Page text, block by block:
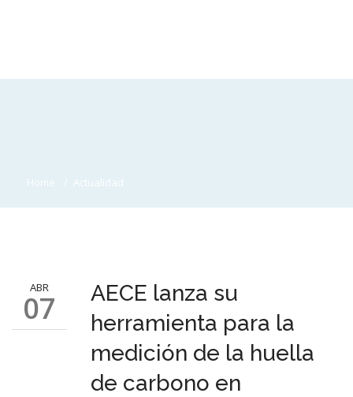
Home Actualidad
ABR
07
AECE lanza su
herramienta para la
medición de la huella
de carbono en